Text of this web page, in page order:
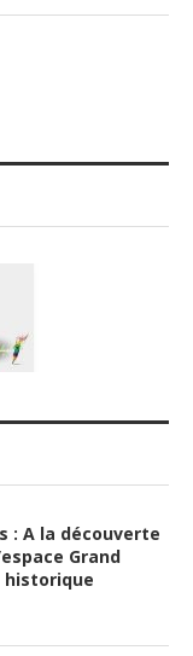
: A la découverte
Grand
historique